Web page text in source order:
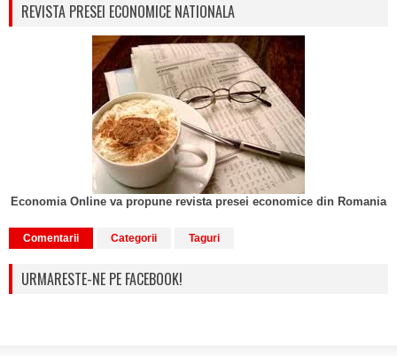
REVISTA PRESEI ECONOMICE NATIONALA
Economia Online va propune revista presei economice din Romania
Comentarii Categorii Taguri
URMARESTE-NE PE FACEBOOK!